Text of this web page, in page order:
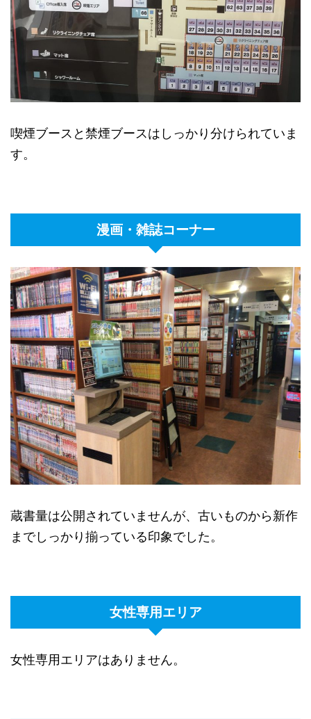
喫煙ブースと禁煙ブースはしっかり分けられていま
す。
漫画・雑誌コーナー
蔵書量は公開されていませんが、古いものから新作
までしっかり揃っている印象でした。
女性専用エリア
女性専用エリアはありません。